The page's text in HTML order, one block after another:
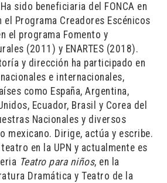
sido beneficiaria del FONCA en
el Programa Creadores Escénicos
el programa Fomento y
(2011) y ENARTES (2018).
y dirección ha participado en
e internacionales,
como España, Argentina,
Ecuador, Brasil y Corea del
Nacionales y diversos
Dirige, actúa y escribe.
en la UPN y actualmente es
Teatro para niños, en la
Dramática y Teatro de la